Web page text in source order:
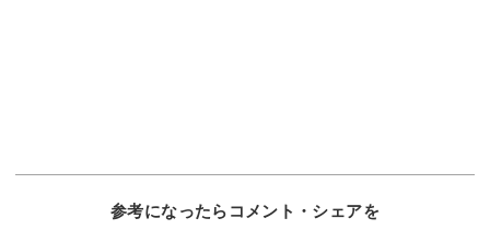
参考になったらコメント・シェアを